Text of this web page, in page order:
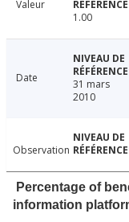
Valeur
1.00
Date
31 mars
2010
Observation
Percentage of
information